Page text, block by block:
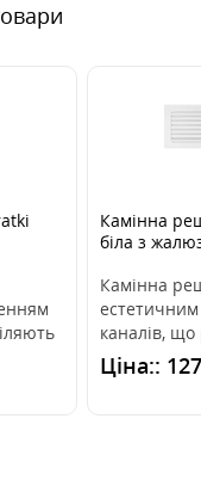
Камінна
біла з
Камінна
каналів,
гаряче
Вона інс..
Ціна::